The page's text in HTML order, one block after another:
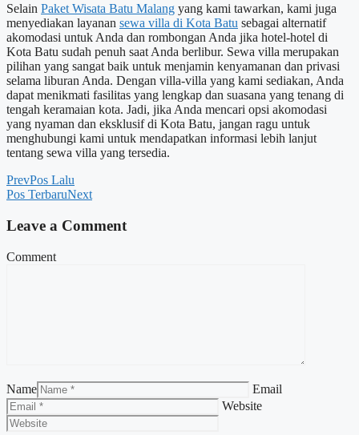
Selain Paket Wisata Batu Malang yang kami tawarkan, kami juga
menyediakan layanan sewa villa di Kota Batu sebagai alternatif
akomodasi untuk Anda dan rombongan Anda jika hotel-hotel di
Kota Batu sudah penuh saat Anda berlibur. Sewa villa merupakan
pilihan yang sangat baik untuk menjamin kenyamanan dan privasi
selama liburan Anda. Dengan villa-villa yang kami sediakan, Anda
dapat menikmati fasilitas yang lengkap dan suasana yang tenang di
tengah keramaian kota. Jadi, jika Anda mencari opsi akomodasi
yang nyaman dan eksklusif di Kota Batu, jangan ragu untuk
menghubungi kami untuk mendapatkan informasi lebih lanjut
tentang sewa villa yang tersedia.
PrevPos Lalu
Pos TerbaruNext
Leave a Comment
Comment
Name
Email
Website